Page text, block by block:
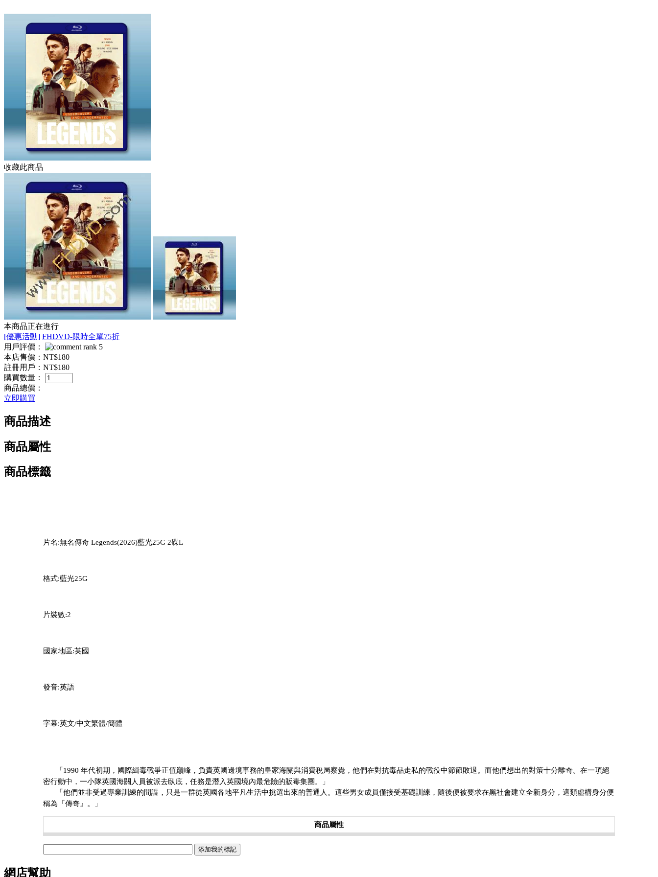
收藏此商品
本商品正在進行
[優惠活動] FHDVD-限時全單75折
用戶評價：
本店售價： NT$180
註冊用戶： NT$180
購買數量：
商品總價：
立即購買
商品描述
商品屬性
商品標籤
片名:無名傳奇 Legends(2026)藍光25G 2碟L
格式:藍光25G
片裝數:2
國家地區:英國
發音:英語
字幕:英文/中文繁體/簡體
「1990 年代初期，國際緝毒戰爭正值巔峰，負責英國邊境事務的皇家海關與消費稅局察覺，他們在對抗毒品走私的戰役中節節敗退。而他們想出的對策十分離奇。在一項絕
密行動中，一小隊英國海關人員被派去臥底，任務是潛入英國境內最危險的販毒集團。」
「他們並非受過專業訓練的間諜，只是一群從英國各地平凡生活中挑選出來的普通人。這些男女成員僅接受基礎訓練，隨後便被要求在黑社會建立全新身分，這類虛構身分便
稱為『傳奇』。」
商品屬性
網店幫助